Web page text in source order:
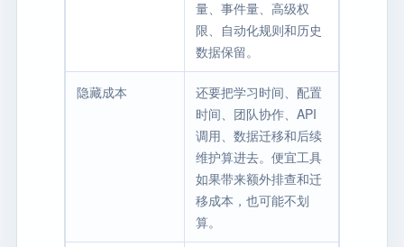
量、事件量、高级权
限、自动化规则和历史
数据保留。
隐藏成本
还要把学习时间、配置
时间、团队协作、API
调用、数据迁移和后续
维护算进去。便宜工具
如果带来额外排查和迁
移成本，也可能不划
算。